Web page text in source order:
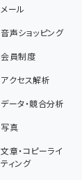
メール
音声ショッピング
会員制度
アクセス解析
データ・競合分析
写真
文章・コピーライ
ティング